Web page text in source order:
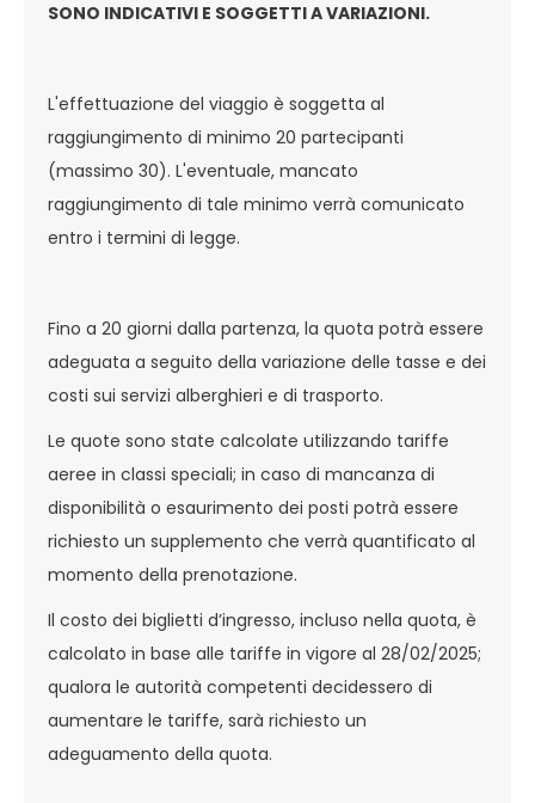
SONO INDICATIVI E SOGGETTI A VARIAZIONI.
L'effettuazione del viaggio è soggetta al
raggiungimento di minimo 20 partecipanti
(massimo 30). L'eventuale, mancato
raggiungimento di tale minimo verrà comunicato
entro i termini di legge.
Fino a 20 giorni dalla partenza, la quota potrà essere
adeguata a seguito della variazione delle tasse e dei
costi sui servizi alberghieri e di trasporto.
Le quote sono state calcolate utilizzando tariffe
aeree in classi speciali; in caso di mancanza di
disponibilità o esaurimento dei posti potrà essere
richiesto un supplemento che verrà quantificato al
momento della prenotazione.
Il costo dei biglietti d’ingresso, incluso nella quota, è
calcolato in base alle tariffe in vigore al 28/02/2025;
qualora le autorità competenti decidessero di
aumentare le tariffe, sarà richiesto un
adeguamento della quota.